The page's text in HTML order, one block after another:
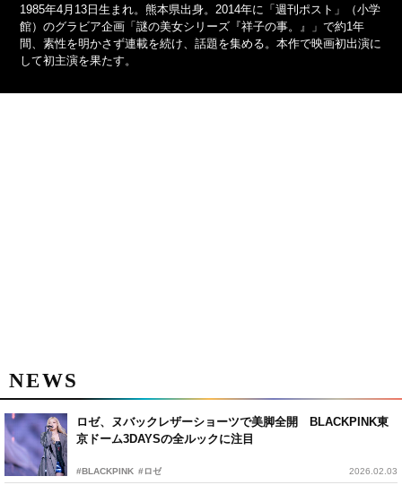
1985年4月13日生まれ。熊本県出身。2014年に「週刊ポスト」（小学
館）のグラビア企画「謎の美女シリーズ『祥子の事。』」で約1年
間、素性を明かさず連載を続け、話題を集める。本作で映画初出演に
して初主演を果たす。
NEWS
ロゼ、ヌバックレザーショーツで美脚全開 BLACKPINK東
京ドーム3DAYSの全ルックに注目
#BLACKPINK #ロゼ 2026.02.03